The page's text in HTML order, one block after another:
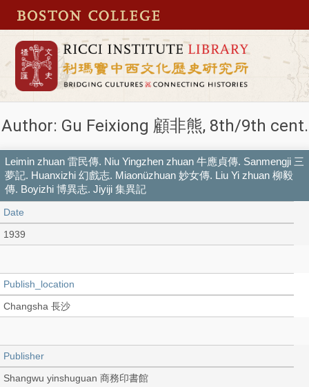
Author: Gu Feixiong 顧非熊, 8th/9th cent.
Leimin zhuan 雷民傳. Niu Yingzhen zhuan 牛應貞傳. Sanmengji 三
夢記. Huanxizhi 幻戲志. Miaonüzhuan 妙女傳. Liu Yi zhuan 柳毅
傳. Boyizhi 博異志. Jiyiji 集異記
Date
1939
Publish_location
Changsha 長沙
Publisher
Shangwu yinshuguan 商務印書館